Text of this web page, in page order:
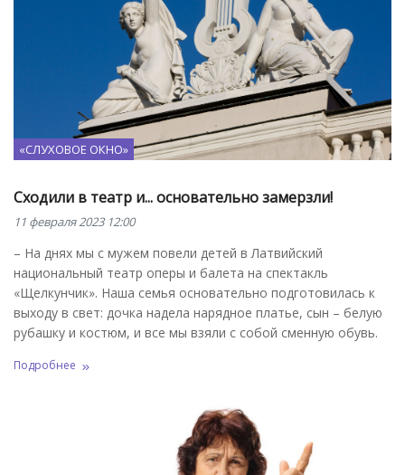
«СЛУХОВОЕ ОКНО»
Сходили в театр и... основательно замерзли!
11 февраля 2023 12:00
– На днях мы с мужем повели детей в Латвийский
национальный театр оперы и балета на спектакль
«Щелкунчик». Наша семья основательно подготовилась к
выходу в свет: дочка надела нарядное платье, сын – белую
рубашку и костюм, и все мы взяли с собой сменную обувь.
Подробнее